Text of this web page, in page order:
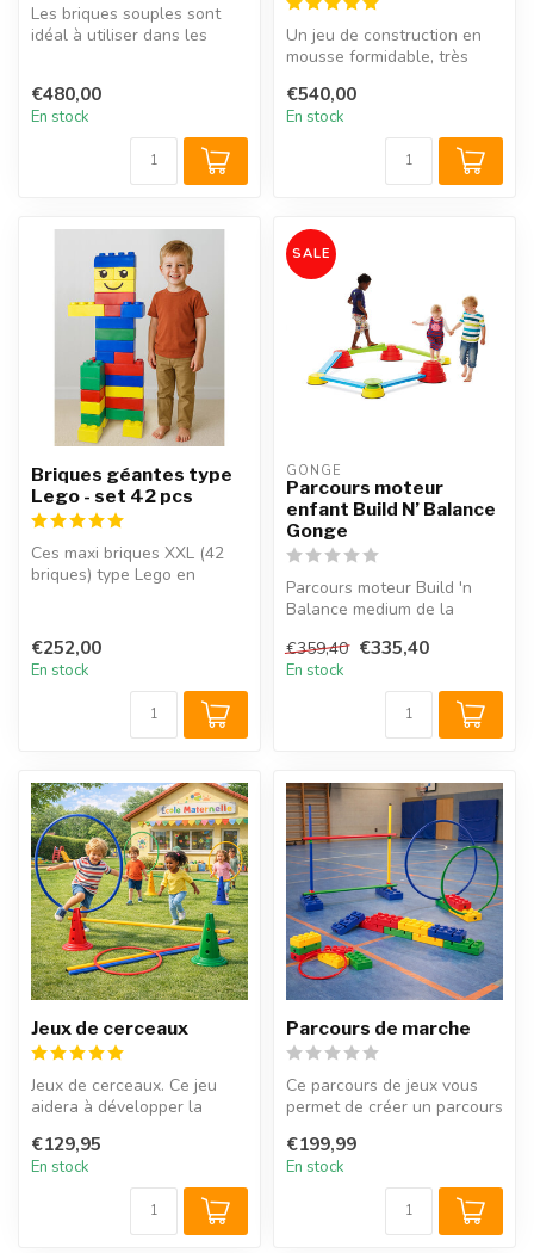
Les briques souples sont
idéal à utiliser dans les
€480,00
En stock
Un jeu de construction en
mousse formidable, très
enf...
€540,00
En stock
Briques géantes type
Lego - set 42 pcs
Ces maxi briques XXL (42
briques) type Lego en
€252,00
En stock
SALE
GONGE
Parcours moteur
enfant Build N’ Balance
Gonge
Parcours moteur Build 'n
Balance medium de la
à la c...
€359,40 €335,40
En stock
Jeux de cerceaux
Jeux de cerceaux. Ce jeu
aidera à développer la
conce...
€129,95
En stock
Parcours de marche
Ce parcours de jeux vous
permet de créer un parcours
m...
€199,99
En stock